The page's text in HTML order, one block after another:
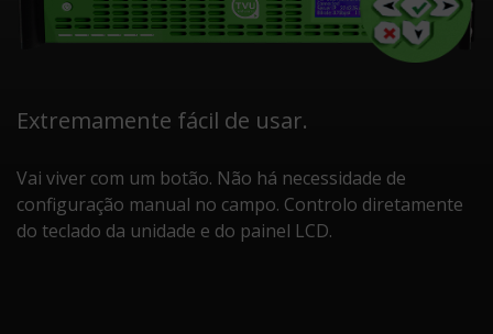
Extremamente fácil de usar.
Vai viver com um botão. Não há necessidade de
configuração manual no campo. Controlo diretamente
do teclado da unidade e do painel LCD.